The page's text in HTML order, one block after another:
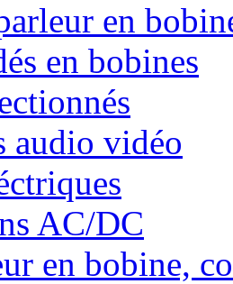
en
en bobines
audio vidéo
AC/DC
en bobine,